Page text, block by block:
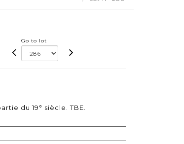
Go to lot
du 19° siècle. TBE.